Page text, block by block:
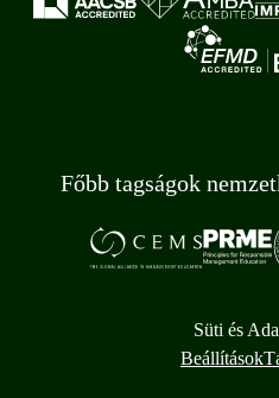
Főbb tagságok
Süti és
Beállítások